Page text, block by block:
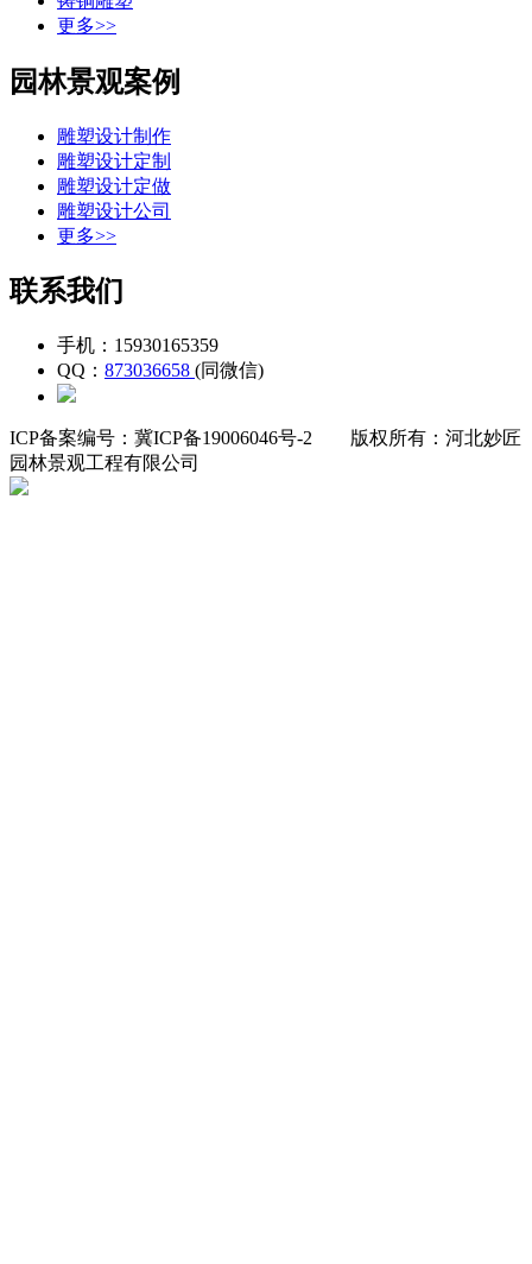
更多>>
园林景观案例
雕塑设计制作
雕塑设计定制
雕塑设计定做
雕塑设计公司
更多>>
联系我们
手机：15930165359
QQ： 873036658 (同微信)
ICP备案编号：冀ICP备19006046号-2
版权所有：河北妙匠
园林景观工程有限公司